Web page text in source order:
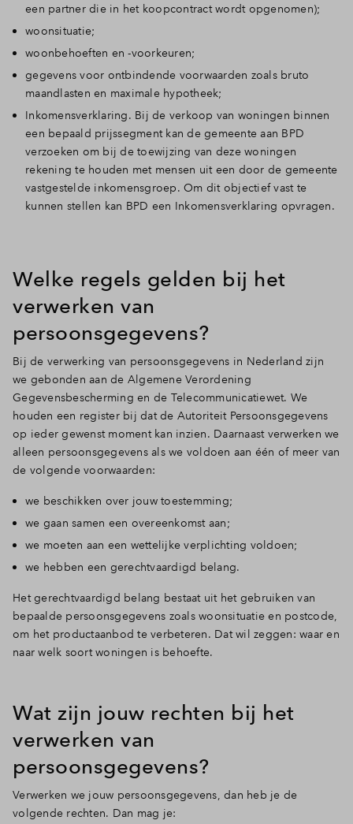
een partner die in het koopcontract wordt opgenomen);
woonsituatie;
woonbehoeften en -voorkeuren;
gegevens voor ontbindende voorwaarden zoals bruto
maandlasten en maximale hypotheek;
Inkomensverklaring. Bij de verkoop van woningen binnen
een bepaald prijssegment kan de gemeente aan BPD
verzoeken om bij de toewijzing van deze woningen
rekening te houden met mensen uit een door de gemeente
vastgestelde inkomensgroep. Om dit objectief vast te
kunnen stellen kan BPD een Inkomensverklaring opvragen.
Welke regels gelden bij het
verwerken van
persoonsgegevens?
Bij de verwerking van persoonsgegevens in Nederland zijn
we gebonden aan de Algemene Verordening
Gegevensbescherming en de Telecommunicatiewet. We
houden een register bij dat de Autoriteit Persoonsgegevens
op ieder gewenst moment kan inzien. Daarnaast verwerken we
alleen persoonsgegevens als we voldoen aan één of meer van
de volgende voorwaarden:
we beschikken over jouw toestemming;
we gaan samen een overeenkomst aan;
we moeten aan een wettelijke verplichting voldoen;
we hebben een gerechtvaardigd belang.
Het gerechtvaardigd belang bestaat uit het gebruiken van
bepaalde persoonsgegevens zoals woonsituatie en postcode,
om het productaanbod te verbeteren. Dat wil zeggen: waar en
naar welk soort woningen is behoefte.
Wat zijn jouw rechten bij het
verwerken van
persoonsgegevens?
Verwerken we jouw persoonsgegevens, dan heb je de
volgende rechten. Dan mag je: